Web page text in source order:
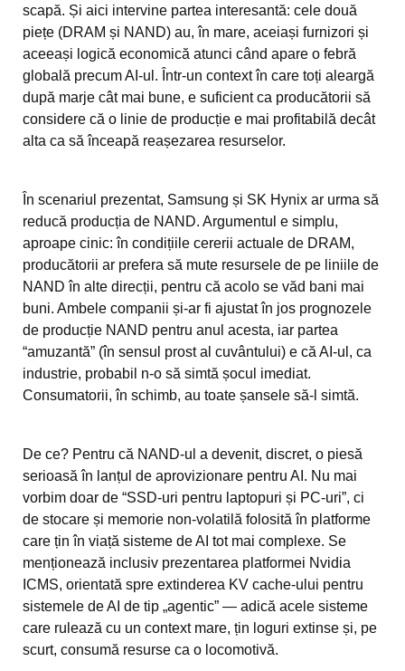
scapă. Și aici intervine partea interesantă: cele două
piețe (DRAM și NAND) au, în mare, aceiași furnizori și
aceeași logică economică atunci când apare o febră
globală precum AI-ul. Într-un context în care toți aleargă
după marje cât mai bune, e suficient ca producătorii să
considere că o linie de producție e mai profitabilă decât
alta ca să înceapă reașezarea resurselor.
În scenariul prezentat, Samsung și SK Hynix ar urma să
reducă producția de NAND. Argumentul e simplu,
aproape cinic: în condițiile cererii actuale de DRAM,
producătorii ar prefera să mute resursele de pe liniile de
NAND în alte direcții, pentru că acolo se văd bani mai
buni. Ambele companii și-ar fi ajustat în jos prognozele
de producție NAND pentru anul acesta, iar partea
“amuzantă” (în sensul prost al cuvântului) e că AI-ul, ca
industrie, probabil n-o să simtă șocul imediat.
Consumatorii, în schimb, au toate șansele să-l simtă.
De ce? Pentru că NAND-ul a devenit, discret, o piesă
serioasă în lanțul de aprovizionare pentru AI. Nu mai
vorbim doar de “SSD-uri pentru laptopuri și PC-uri”, ci
de stocare și memorie non-volatilă folosită în platforme
care țin în viață sisteme de AI tot mai complexe. Se
menționează inclusiv prezentarea platformei Nvidia
ICMS, orientată spre extinderea KV cache-ului pentru
sistemele de AI de tip „agentic” — adică acele sisteme
care rulează cu un context mare, țin loguri extinse și, pe
scurt, consumă resurse ca o locomotivă.